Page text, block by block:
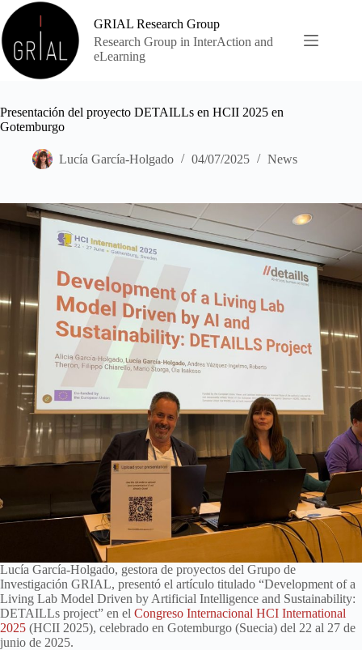
Skip
to
content
GRIAL Research Group
Research Group in InterAction and
eLearning
Presentación del proyecto DETAILLs en HCII 2025 en
Gotemburgo
Lucía García-Holgado 04/07/2025 News
Lucía García-Holgado, gestora de proyectos del Grupo de
Investigación GRIAL, presentó el artículo titulado “Development of a
Living Lab Model Driven by Artificial Intelligence and Sustainability:
DETAILLs project” en el Congreso Internacional HCI International
2025 (HCII 2025), celebrado en Gotemburgo (Suecia) del 22 al 27 de
junio de 2025.